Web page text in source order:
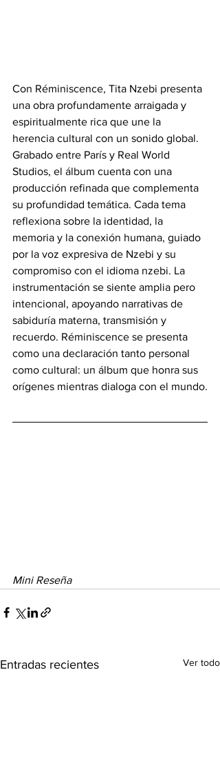
Con Réminiscence, Tita Nzebi presenta
una obra profundamente arraigada y
espiritualmente rica que une la
herencia cultural con un sonido global.
Grabado entre París y Real World
Studios, el álbum cuenta con una
producción refinada que complementa
su profundidad temática. Cada tema
reflexiona sobre la identidad, la
memoria y la conexión humana, guiado
por la voz expresiva de Nzebi y su
compromiso con el idioma nzebi. La
instrumentación se siente amplia pero
intencional, apoyando narrativas de
sabiduría materna, transmisión y
recuerdo. Réminiscence se presenta
como una declaración tanto personal
como cultural: un álbum que honra sus
orígenes mientras dialoga con el mundo.
Mini Reseña
Entradas recientes Ver todo